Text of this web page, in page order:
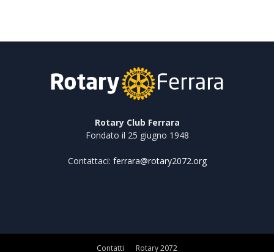
Rotary Club Ferrara
Fondato il 25 giugno 1948
Contattaci: ferrara@rotary2072.org
Contatti Rotary 2072